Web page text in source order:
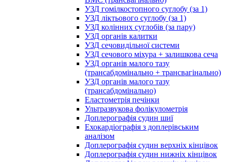
УЗД гомілкостопного суглобу (за 1)
УЗД ліктьового суглобу (за 1)
УЗД колінних суглобів (за пару)
УЗД органів калитки
УЗД сечовидільної системи
УЗД сечового міхура + залишкова сеча
УЗД органів малого тазу
(трансабдомінально + трансвагінально)
УЗД органів малого тазу
(трансабдомінально)
Еластометрія печінки
Ультразвукова фолікулометрія
Доплерографія судин шиї
Ехокардіографія з доплерівським
аналізом
Доплерографія судин верхніх кінцівок
Доплерографія судин нижніх кінцівок